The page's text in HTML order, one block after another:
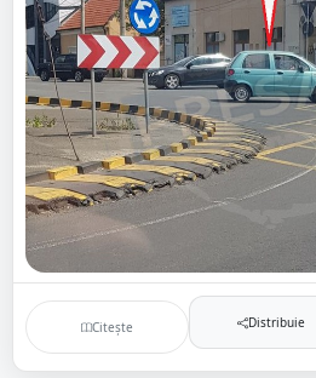
Citește Distribuie